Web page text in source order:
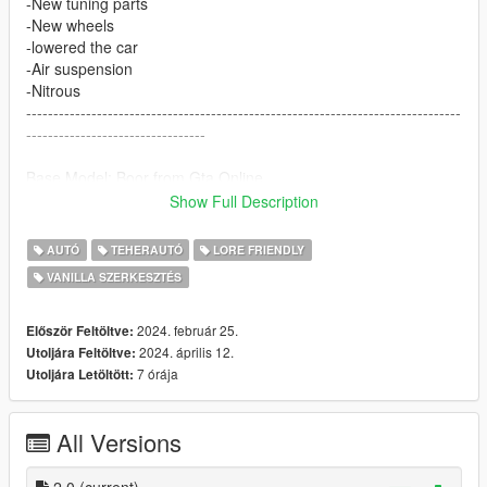
-New wheels
-lowered the car
-Air suspension
-Nitrous
--------------------------------------------------------------------------------
---------------------------------
1. copy boorbc folder to:
X:\Grand Theft Auto V\update\x64\dlcpacks
2. Use OpenIV go to:
X:\Grand Theft Auto
V\update\update.rpf\common\data\dlclist.xml
dlcpacks:/boorbc/
Features:
Show Full Description
AUTÓ TEHERAUTÓ
LORE FRIENDLY
VANILLA SZERKESZTÉS
Először Feltöltve: 2024. február 25.
Utoljára Feltöltve: 2024. április 12.
Utoljára Letöltött: 7 órája
All Versions